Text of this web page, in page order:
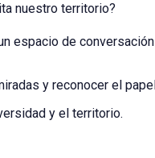
nuestro territorio?
espacio de
y reconocer el
y el territorio.